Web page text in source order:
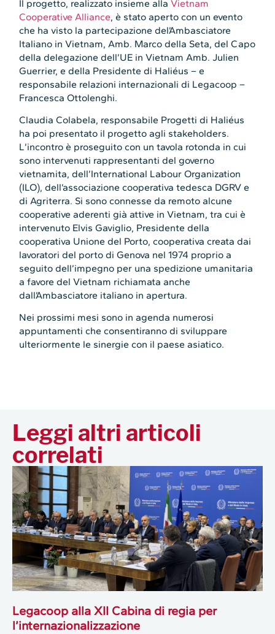
Il progetto, realizzato insieme allaVietnam
Cooperative Alliance, è stato aperto con un evento
che ha visto la partecipazione del’Ambasciatore
Italiano in Vietnam, Amb. Marco della Seta, del Capo
della delegazione dell’UE in Vietnam Amb. Julien
Guerrier, e della Presidente di Haliéus – e
responsabile relazioni internazionali di Legacoop –
Francesca Ottolenghi.
Claudia Colabela, responsabile Progetti di Haliéus
ha poi presentato il progetto agli stakeholders.
L’incontro è proseguito con un tavola rotonda in cui
sono intervenuti rappresentanti del governo
vietnamita, dell’International Labour Organization
(ILO), dell’associazione cooperativa tedesca DGRV e
di Agriterra. Si sono connesse da remoto alcune
cooperative aderenti già attive in Vietnam, tra cui è
intervenuto Elvis Gaviglio, Presidente della
cooperativa Unione del Porto, cooperativa creata dai
lavoratori del porto di Genova nel 1974 proprio a
seguito dell’impegno per una spedizione umanitaria
a favore del Vietnam richiamata anche
dall’Ambasciatore italiano in apertura.
Nei prossimi mesi sono in agenda numerosi
appuntamenti che consentiranno di sviluppare
ulteriormente le sinergie con il paese asiatico.
Leggi altri articoli
correlati
Legacoop alla XII Cabina di regia per
l’internazionalizzazione